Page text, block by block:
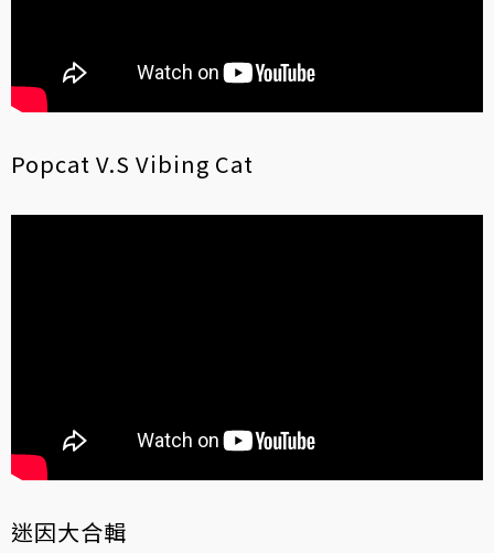
Popcat V.S Vibing Cat
迷因大合輯